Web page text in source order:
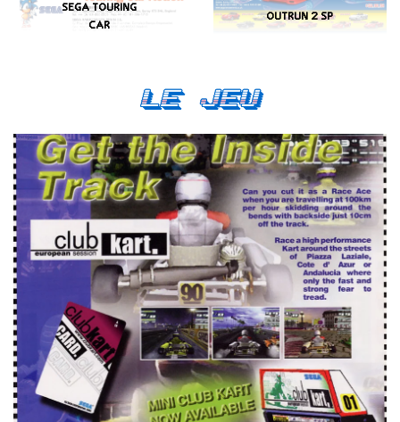
Le Jeu
SEGA TOURING
CAR
OUTRUN 2 SP